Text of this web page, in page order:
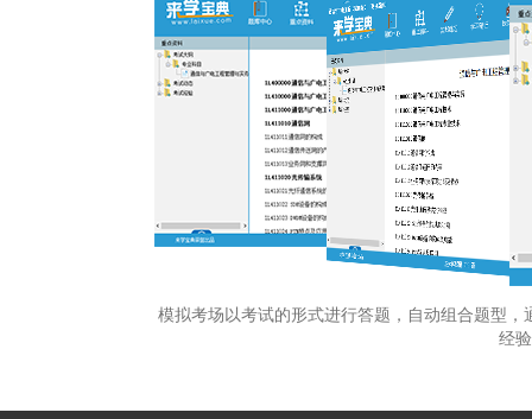
模拟考场以考试的形式进行答题，自动组合题型
经